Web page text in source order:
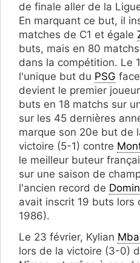
de finale aller de la
En marquant ce but, il
matches de C1 et égale
buts, mais en 80
dans la compétition. Le
l'unique but du PSG
devient le premier
buts en 18 matchs sur
sur les 45 dernières
marque son 20e but de
victoire (5-1) contre
le meilleur buteur
sur une saison de
l'ancien record de
avait inscrit 19 buts lors
1986).
Le 23 février, Kylian
lors de la victoire (3-0)